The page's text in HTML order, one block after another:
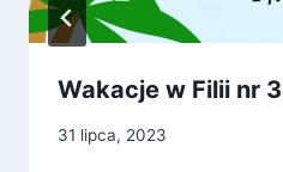
Wakacje w Filii nr 3
31 lipca, 2023